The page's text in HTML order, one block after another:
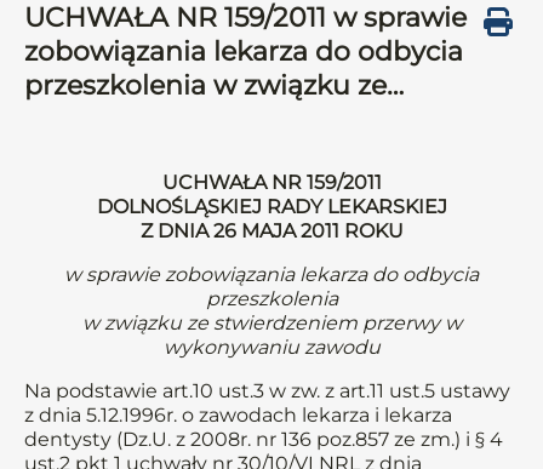
UCHWAŁA NR 159/2011 w sprawie
zobowiązania lekarza do odbycia
przeszkolenia w związku ze…
UCHWAŁA NR 159/2011
DOLNOŚLĄSKIEJ RADY LEKARSKIEJ
Z DNIA 26 MAJA 2011 ROKU
w sprawie zobowiązania lekarza do odbycia
przeszkolenia
w związku ze stwierdzeniem przerwy w
wykonywaniu zawodu
Na podstawie art.10 ust.3 w zw. z art.11 ust.5 ustawy
z dnia 5.12.1996r. o zawodach lekarza i lekarza
dentysty (Dz.U. z 2008r. nr 136 poz.857 ze zm.) i § 4
ust.2 pkt 1 uchwały nr 30/10/VI NRL z dnia